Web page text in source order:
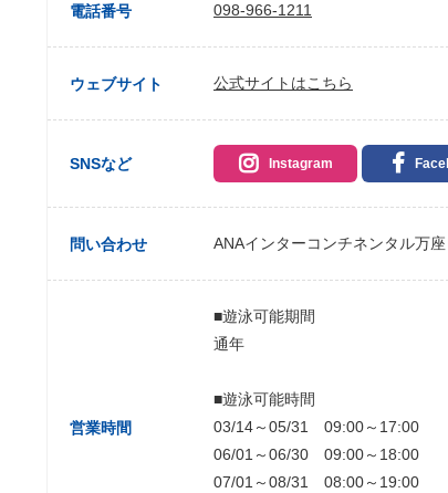
電話番号 098-966-1211
ウェブサイト 公式サイトはこちら
SNSなど Instagram
問い合わせ ANAインターコンチネンタル万
営業時間
■遊泳可能期間
通年
■遊泳可能時間
03/14～05/31 09:00～17:00
06/01～06/30 09:00～18:00
07/01～08/31 08:00～19:00